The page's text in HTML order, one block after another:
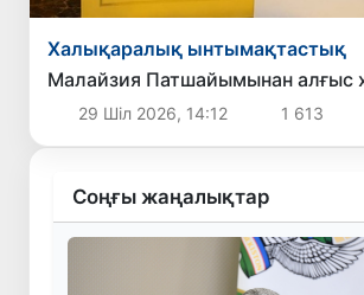
Халықаралық ынтымақтастық
Малайзия Патшайымынан алғыс
29 Шіл 2026, 14:12 1 613
Соңғы жаңалықтар